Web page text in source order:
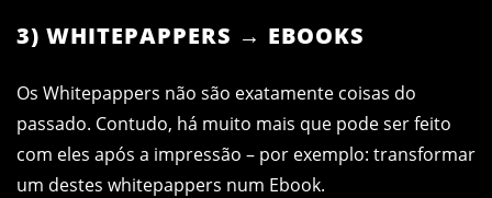
3) WHITEPAPPERS → EBOOKS
Os Whitepappers não são exatamente coisas do
passado. Contudo, há muito mais que pode ser feito
com eles após a impressão – por exemplo: transformar
um destes whitepappers num Ebook.